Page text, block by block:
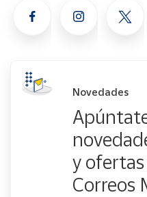
Novedades
y
Correos